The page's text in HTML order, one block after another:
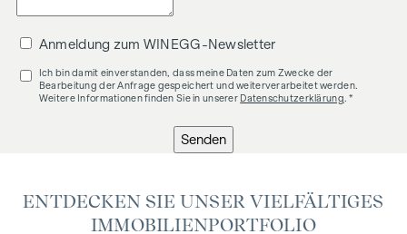
Anmeldung zum WINEGG-Newsletter
Ich bin damit einverstanden, dass meine Daten zum Zwecke der
Bearbeitung der Anfrage gespeichert und weiterverarbeitet werden.
Weitere Informationen finden Sie in unserer Datenschutzerklärung. *
Senden
ENTDECKEN SIE UNSER VIELFÄLTIGES
IMMOBILIENPORTFOLIO